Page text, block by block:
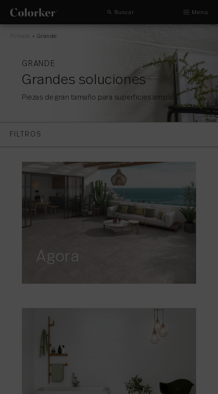
Buscar Menú
Portada »Grande
GRANDE
Grandes soluciones
Piezas de gran tamaño para superficies amplias.
FILTROS
Agora